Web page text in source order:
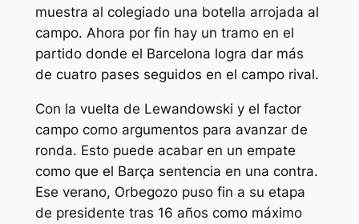
muestra al colegiado una botella arrojada al
campo. Ahora por fin hay un tramo en el
partido donde el Barcelona logra dar más
de cuatro pases seguidos en el campo rival.
Con la vuelta de Lewandowski y el factor
campo como argumentos para avanzar de
ronda. Esto puede acabar en un empate
como que el Barça sentencia en una contra.
Ese verano, Orbegozo puso fin a su etapa
de presidente tras 16 años como máximo